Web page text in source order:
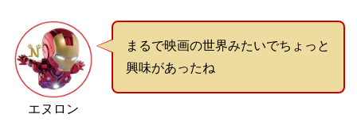
エヌロン
まるで映画の世界みたいでちょっと
興味があったね